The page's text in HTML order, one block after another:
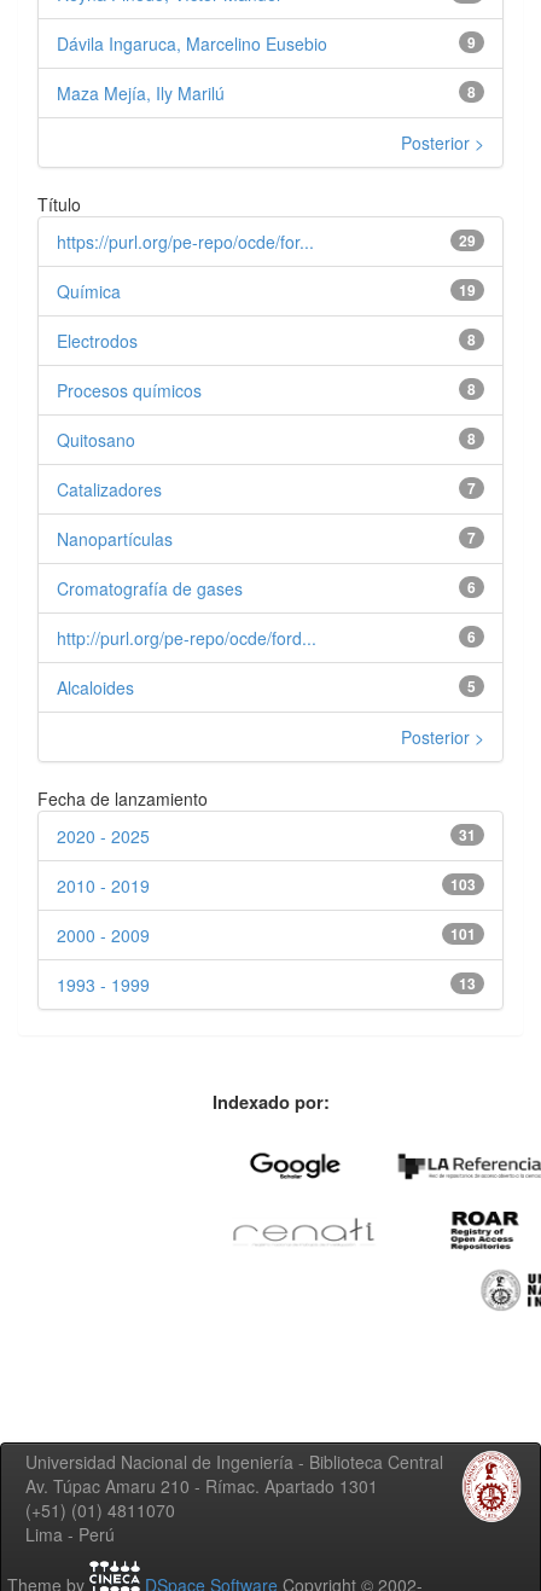
9
Dávila Ingaruca, Marcelino Eusebio
8
Maza Mejía, Ily Marilú
Posterior >
Título
29
https://purl.org/pe-repo/ocde/for...
19
Química
8
Electrodos
8
Procesos químicos
8
Quitosano
7
Catalizadores
7
Nanopartículas
6
Cromatografía de gases
6
http://purl.org/pe-repo/ocde/ford...
5
Alcaloides
Posterior >
Fecha de lanzamiento
31
2020 - 2025
103
2010 - 2019
101
2000 - 2009
13
1993 - 1999
Indexado por:
Universidad Nacional de Ingeniería - Biblioteca Central
Av. Túpac Amaru 210 - Rímac. Apartado 1301
(+51) (01) 4811070
Lima - Perú
Theme by DSpace Software Copyright © 2002-